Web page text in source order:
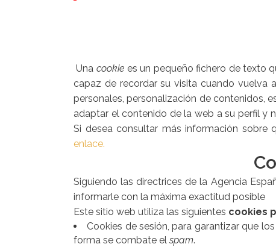
Una cookie es un pequeño fichero de texto
capaz de recordar su visita cuando vuelva
personales, personalización de contenidos,
adaptar el contenido de la web a su perfil y
Si desea consultar más información sobre
enlace.
Siguiendo las directrices de la Agencia
informarle con la máxima exactitud posible
Este sitio web utiliza las siguientes cookies
Cookies de sesión, para garantizar que
forma se combate el spam.